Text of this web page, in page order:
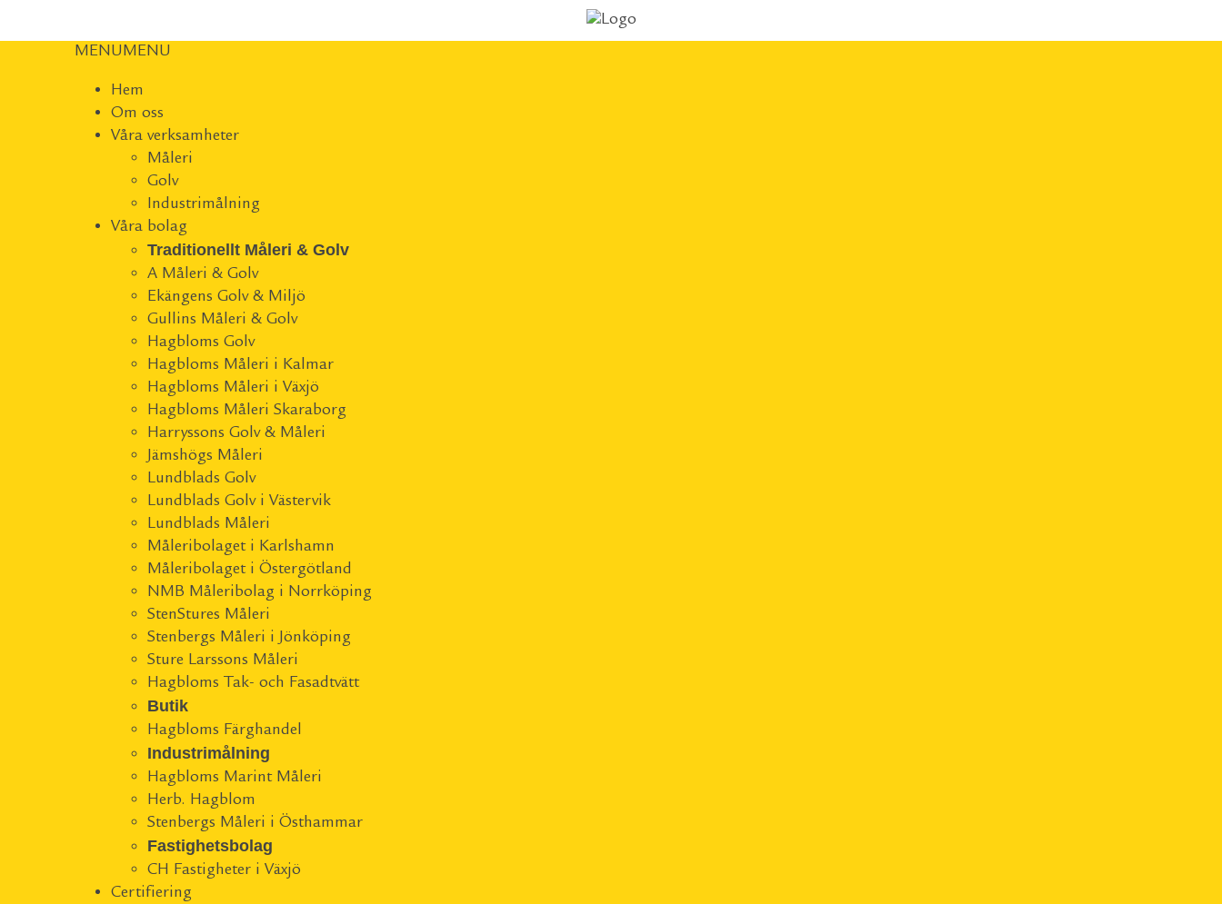
MENUMENU
Hem
Om oss
Våra verksamheter
Måleri
Golv
Industrimålning
Våra bolag
Traditionellt Måleri & Golv
A Måleri & Golv
Ekängens Golv & Miljö
Gullins Måleri & Golv
Hagbloms Golv
Hagbloms Måleri i Kalmar
Hagbloms Måleri i Växjö
Hagbloms Måleri Skaraborg
Harryssons Golv & Måleri
Jämshögs Måleri
Lundblads Golv
Lundblads Golv i Västervik
Lundblads Måleri
Måleribolaget i Karlshamn
Måleribolaget i Östergötland
NMB Måleribolag i Norrköping
StenStures Måleri
Stenbergs Måleri i Jönköping
Sture Larssons Måleri
Hagbloms Tak- och Fasadtvätt
Butik
Hagbloms Färghandel
Industrimålning
Hagbloms Marint Måleri
Herb. Hagblom
Stenbergs Måleri i Östhammar
Fastighetsbolag
CH Fastigheter i Växjö
Certifiering